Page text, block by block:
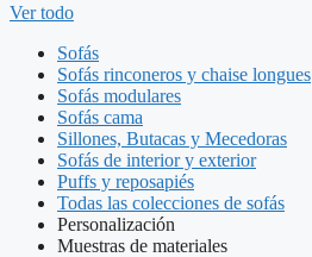
Ver todo
Sofás
Sofás rinconeros y chaise longues
Sofás modulares
Sofás cama
Sillones, Butacas y Mecedoras
Sofás de interior y exterior
Puffs y reposapiés
Todas las colecciones de sofás
Personalización
Muestras de materiales